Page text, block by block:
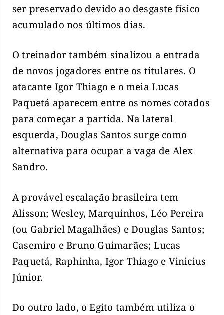
ser preservado devido ao desgaste físico
acumulado nos últimos dias.
O treinador também sinalizou a entrada
de novos jogadores entre os titulares. O
atacante Igor Thiago e o meia Lucas
Paquetá aparecem entre os nomes cotados
para começar a partida. Na lateral
esquerda, Douglas Santos surge como
alternativa para ocupar a vaga de Alex
Sandro.
A provável escalação brasileira tem
Alisson; Wesley, Marquinhos, Léo Pereira
(ou Gabriel Magalhães) e Douglas Santos;
Casemiro e Bruno Guimarães; Lucas
Paquetá, Raphinha, Igor Thiago e Vinicius
Júnior.
Do outro lado, o Egito também utiliza o